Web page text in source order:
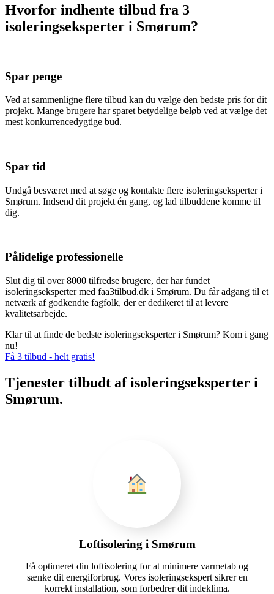
Hvorfor indhente tilbud fra 3
isoleringseksperter i Smørum?
Spar penge
Ved at sammenligne flere tilbud kan du vælge den bedste pris for dit
projekt. Mange brugere har sparet betydelige beløb ved at vælge det
mest konkurrencedygtige bud.
Spar tid
Undgå besværet med at søge og kontakte flere isoleringseksperter i
Smørum. Indsend dit projekt én gang, og lad tilbuddene komme til
dig.
Pålidelige professionelle
Slut dig til over 8000 tilfredse brugere, der har fundet
isoleringseksperter med faa3tilbud.dk i Smørum. Du får adgang til et
netværk af godkendte fagfolk, der er dedikeret til at levere
kvalitetsarbejde.
Klar til at finde de bedste isoleringseksperter i Smørum? Kom i gang
nu!
Få 3 tilbud - helt gratis!
Tjenester tilbudt af isoleringseksperter i
Smørum.
Loftisolering i Smørum
Få optimeret din loftisolering for at minimere varmetab og
sænke dit energiforbrug. Vores isoleringsekspert sikrer en
korrekt installation, som forbedrer dit indeklima.